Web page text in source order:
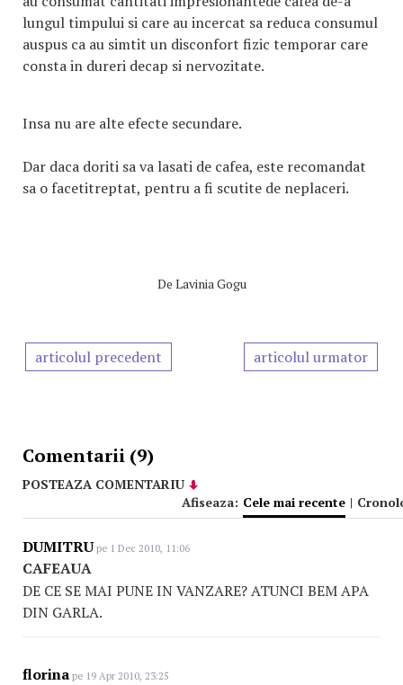
lungul timpului si care au incercat sa reduca consumul
auspus ca au simtit un disconfort fizic temporar care
consta in dureri decap si nervozitate.
Insa nu are alte efecte secundare.
Dar daca doriti sa va lasati de cafea, este recomandat
sa o facetitreptat, pentru a fi scutite de neplaceri.
De Lavinia Gogu
articolul precedent articolul urmator
Comentarii (9)
POSTEAZA COMENTARIU
Afiseaza: Cele mai recente |
DUMITRU pe 1 Dec 2010, 11:06
CAFEAUA
DE CE SE MAI PUNE IN VANZARE? ATUNCI BEM APA
DIN GARLA.
florina pe 19 Apr 2010, 23:25